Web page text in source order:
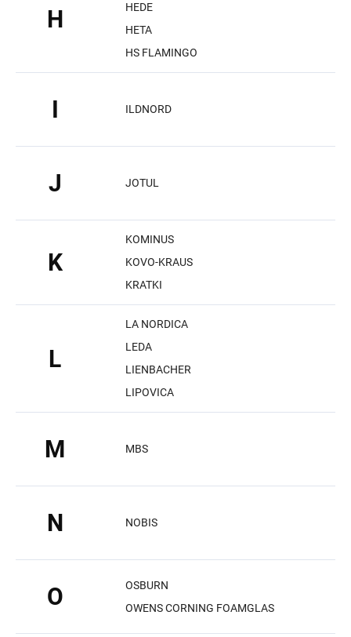
H
HEDE
HETA
HS FLAMINGO
I ILDNORD
J JOTUL
K
KOMINUS
KOVO-KRAUS
KRATKI
L
LA NORDICA
LEDA
LIENBACHER
LIPOVICA
M MBS
N NOBIS
O
OSBURN
OWENS CORNING FOAMGLAS